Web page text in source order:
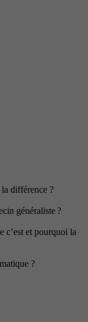
différence ?
généraliste ?
c’est et pourquoi la
?